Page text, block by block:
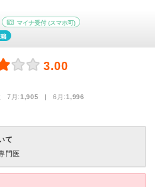
マイナ受付 (スマホ可)
3.00
7月:1,905 | 6月:1,996
て
門医